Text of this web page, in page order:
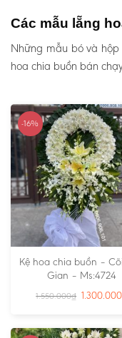
Các mẫu lẵng
Những mẫu bó và hộp
hoa chia buồn bán
-16%
Kệ hoa chia buồn –
Gian – Ms:4724
1.550.000₫ 1.300.000